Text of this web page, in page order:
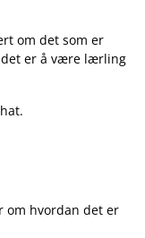
om det som er
er å være lærling
om hvordan det er